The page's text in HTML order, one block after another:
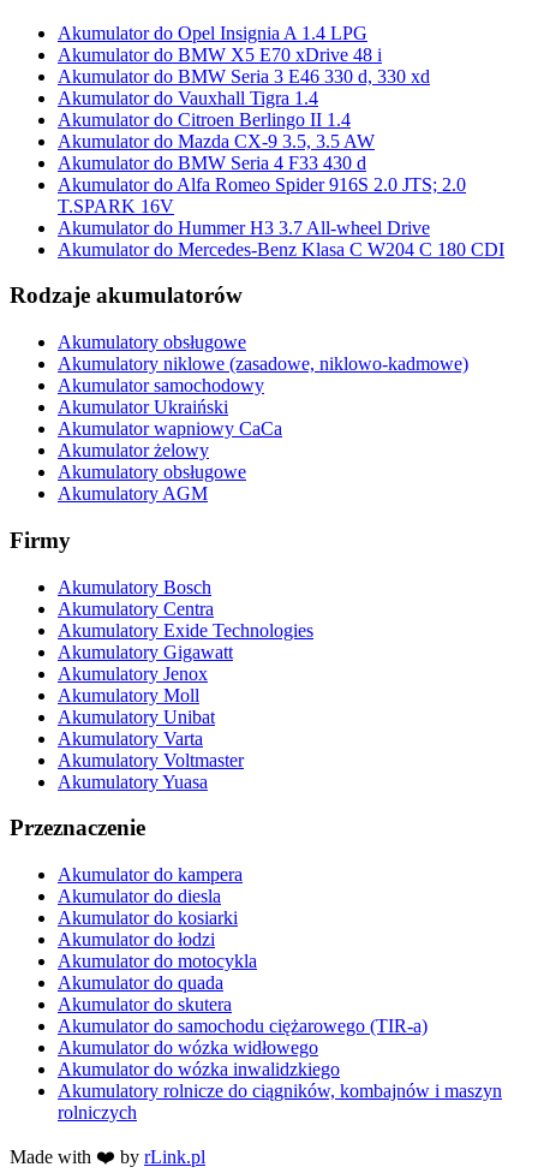
Akumulator do Opel Insignia A 1.4 LPG
Akumulator do BMW X5 E70 xDrive 48 i
Akumulator do BMW Seria 3 E46 330 d, 330 xd
Akumulator do Vauxhall Tigra 1.4
Akumulator do Citroen Berlingo II 1.4
Akumulator do Mazda CX-9 3.5, 3.5 AW
Akumulator do BMW Seria 4 F33 430 d
Akumulator do Alfa Romeo Spider 916S 2.0 JTS; 2.0
T.SPARK 16V
Akumulator do Hummer H3 3.7 All-wheel Drive
Akumulator do Mercedes-Benz Klasa C W204 C 180 CDI
Rodzaje akumulatorów
Akumulatory obsługowe
Akumulatory niklowe (zasadowe, niklowo-kadmowe)
Akumulator samochodowy
Akumulator Ukraiński
Akumulator wapniowy CaCa
Akumulator żelowy
Akumulatory obsługowe
Akumulatory AGM
Firmy
Akumulatory Bosch
Akumulatory Centra
Akumulatory Exide Technologies
Akumulatory Gigawatt
Akumulatory Jenox
Akumulatory Moll
Akumulatory Unibat
Akumulatory Varta
Akumulatory Voltmaster
Akumulatory Yuasa
Przeznaczenie
Akumulator do kampera
Akumulator do diesla
Akumulator do kosiarki
Akumulator do łodzi
Akumulator do motocykla
Akumulator do quada
Akumulator do skutera
Akumulator do samochodu ciężarowego (TIR-a)
Akumulator do wózka widłowego
Akumulator do wózka inwalidzkiego
Akumulatory rolnicze do ciągników, kombajnów i maszyn
rolniczych
Made with ❤️ by rLink.pl